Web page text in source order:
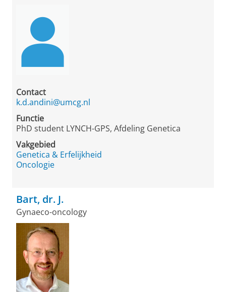
Contact
k.d.andini@umcg.nl
Functie
PhD student LYNCH-GPS, Afdeling Genetica
Vakgebied
Genetica & Erfelijkheid
Oncologie
Bart, dr. J.
Gynaeco-oncology